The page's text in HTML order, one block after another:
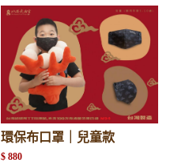
環保布口罩｜兒童款
$ 880